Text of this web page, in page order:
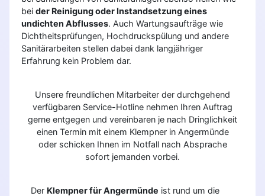
bei der Reinigung oder Instandsetzung eines
undichten Abflusses. Auch Wartungsaufträge wie
Dichtheitsprüfungen, Hochdruckspülung und andere
Sanitärarbeiten stellen dabei dank langjähriger
Erfahrung kein Problem dar.
Unsere freundlichen Mitarbeiter der durchgehend
verfügbaren Service-Hotline nehmen Ihren Auftrag
gerne entgegen und vereinbaren je nach Dringlichkeit
einen Termin mit einem Klempner in Angermünde
oder schicken Ihnen im Notfall nach Absprache
sofort jemanden vorbei.
Der Klempner für Angermünde ist rund um die